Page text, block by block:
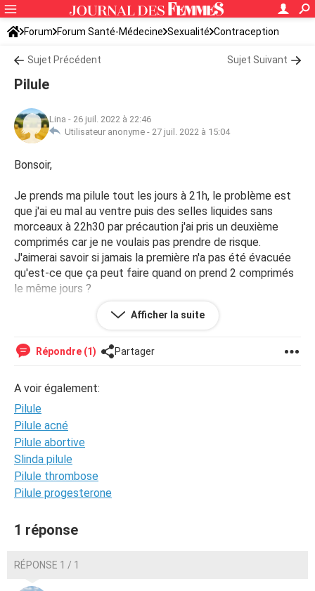
Forum Forum Santé-Médecine Sexualité Contraception
Sujet Précédent Sujet Suivant
Pilule
Lina - 26 juil. 2022 à 22:46
Utilisateur anonyme - 27 juil. 2022 à 15:04
Bonsoir,
Je prends ma pilule tout les jours à 21h, le problème est
que j'ai eu mal au ventre puis des selles liquides sans
morceaux à 22h30 par précaution j'ai pris un deuxième
comprimés car je ne voulais pas prendre de risque.
J'aimerai savoir si jamais la première n'a pas été évacuée
qu'est-ce que ça peut faire quand on prend 2 comprimés
le même jours ?
Afficher la suite
Répondre (1) Partager
A voir également:
Pilule
Pilule acné
Pilule abortive
Slinda pilule
Pilule thrombose
Pilule progesterone
1 réponse
RÉPONSE 1 / 1